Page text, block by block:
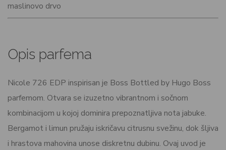
maslinovo drvo
Opis parfema
Nicole 726 EDP inspirisan je Boss Bottled by Hugo Boss
parfemom. Otvara se izuzetno vibrantnom i sočnom
kombinacijom u kojoj dominira prepoznatljiva nota jabuke.
Bergamot i limun pružaju iskričavu citrusnu svežinu, dok šljiva
i hrastova mahovina unose diskretnu dubinu. Ovaj uvod je